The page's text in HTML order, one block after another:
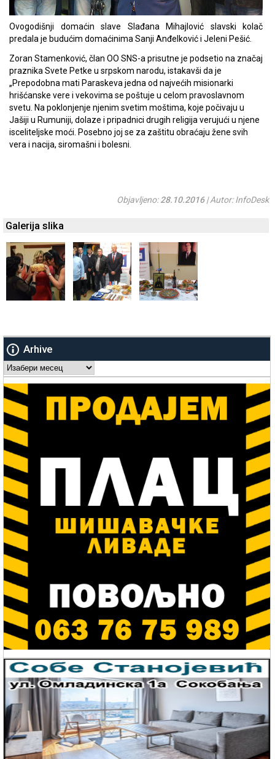
Ovogodišnji domaćin slave Slađana Mihajlović slavski kolač
predala je budućim domaćinima Sanji Anđelković i Jeleni Pešić.
Zoran Stamenković, član OO SNS-a prisutne je podsetio na značaj
praznika Svete Petke u srpskom narodu, istakavši da je
„Prepodobna mati Paraskeva jedna od najvećih misionarki
hrišćanske vere i vekovima se poštuje u celom pravoslavnom
svetu. Na poklonjenje njenim svetim moštima, koje počivaju u
Jašiji u Rumuniji, dolaze i pripadnici drugih religija verujući u njene
isceliteljske moći. Posebno joj se za zaštitu obraćaju žene svih
vera i nacija, siromašni i bolesni.
Objavljeno:28.10.2016| Autor: InfoDesk
Galerija slika
Arhive
Arhive